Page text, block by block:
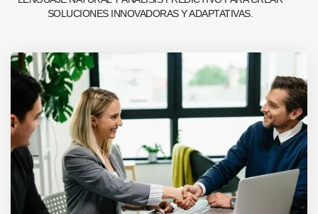
SOLUCIONES INNOVADORAS Y ADAPTATIVAS.